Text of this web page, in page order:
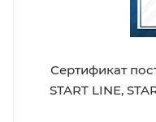
Сертификат
START LINE,